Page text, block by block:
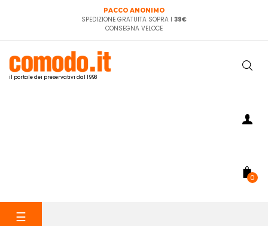
PACCO ANONIMO
SPEDIZIONE GRATUITA SOPRA I 39€
CONSEGNA VELOCE
il portale dei preservativi dal 1998
0
navigazione
☰